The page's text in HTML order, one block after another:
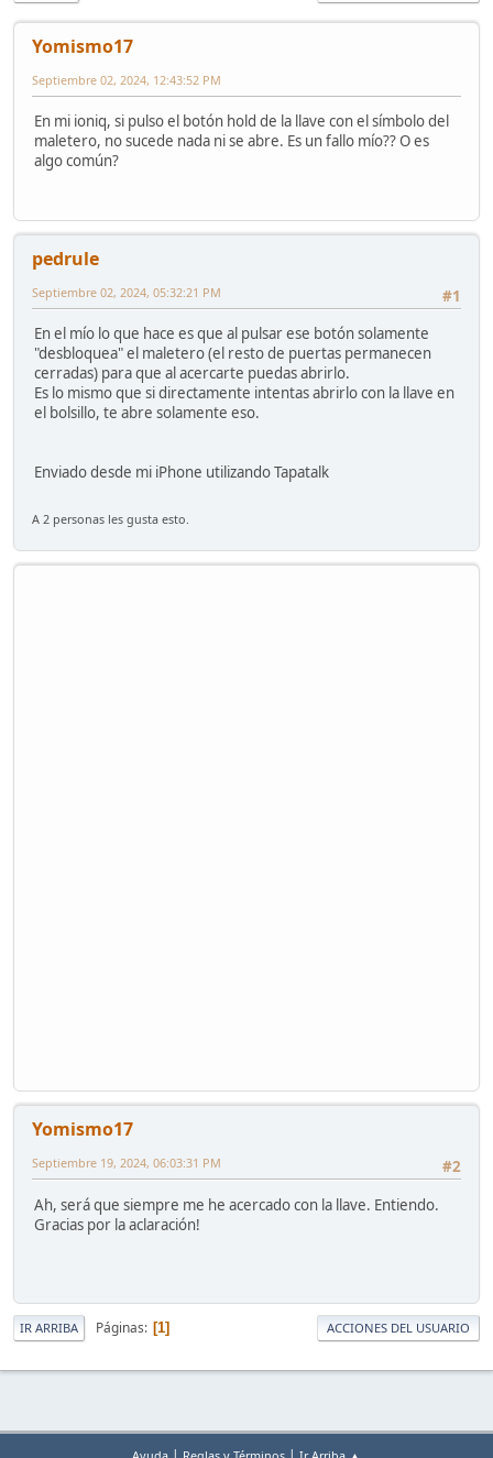
Yomismo17
Septiembre 02, 2024, 12:43:52 PM
En mi ioniq, si pulso el botón hold de la llave con el símbolo del
maletero, no sucede nada ni se abre. Es un fallo mío?? O es
algo común?
pedrule
#1
Septiembre 02, 2024, 05:32:21 PM
En el mío lo que hace es que al pulsar ese botón solamente
"desbloquea" el maletero (el resto de puertas permanecen
cerradas) para que al acercarte puedas abrirlo.
Es lo mismo que si directamente intentas abrirlo con la llave en
el bolsillo, te abre solamente eso.
Enviado desde mi iPhone utilizando Tapatalk
A 2 personas les gusta esto.
Yomismo17
#2
Septiembre 19, 2024, 06:03:31 PM
Ah, será que siempre me he acercado con la llave. Entiendo.
Gracias por la aclaración!
IR ARRIBA Páginas 1 ACCIONES DEL USUARIO